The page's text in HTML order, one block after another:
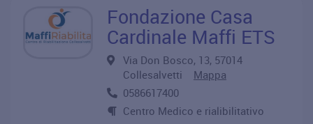
Fondazione Casa
Cardinale Maffi ETS
Via Don Bosco, 13, 57014
Collesalvetti Mappa
0586617400
Centro Medico e rialibilitativo